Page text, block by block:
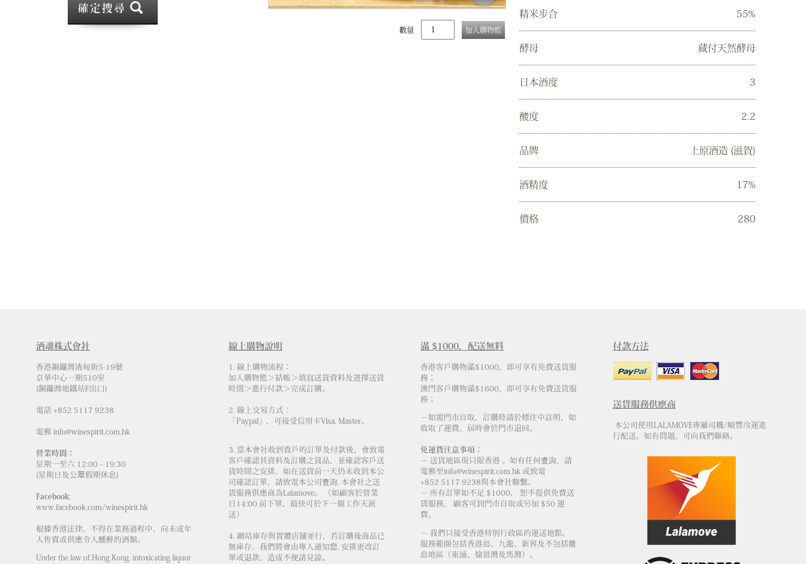
確定搜尋
數量 加入購物籃
精米步合 55%
酵母 蔵付天然酵母
日本酒度 3
酸度 2.2
品牌 上原酒造 (滋賀)
酒精度 17%
價格 280
酒魂株式會社
香港銅鑼灣渣甸街5-19號
京華中心一期510室
(銅鑼灣地鐵站F出口)
電話 +852 5117 9238
電郵 info@winespirit.com.hk
營業時間：
星期一至六 12:00 – 19:30
(星期日及公眾假期休息)
Facebook:
www.facebook.com/winespirit.hk
根據香港法律，不得在業務過程中，向未成年
人售賣或供應令人醺醉的酒類。
Under the law of Hong Kong, intoxicating liquor
線上購物說明
1. 線上購物流程：
加入購物籃＞結帳＞填寫送貨資料及選擇送貨
時間＞進行付款＞完成訂購。
2. 線上交易方式：
「Paypal」，可接受信用卡Visa, Master。
3. 當本會社收到貴戶的訂單及付款後，會致電
客戶確認其資料及訂購之貨品，並確認客戶送
貨時間之安排，如在送貨前一天仍未收到本公
司確認訂單，請致電本公司查詢. 本會社之送
貨服務供應商為Lalamove。 （如顧客於營業
日14:00 前下單，最快可於下一個工作天派
送）
4. 網站庫存與實體店舖並行，若訂購後商品已
無庫存，我們將會由專人通知您, 安排更改訂
單或退款，造成不便請見諒。
滿 $1000，配送無料
香港客戶購物滿$1000，即可享有免費送貨服
務；
澳門客戶購物滿$1600，即可享有免費送貨服
務；
－如需門市自取，訂購時請於標注中註明，如
收取了運費，屆時會於門市退回。
免運費注意事項：
－ 送貨地區現只限香港 。如有任何查詢，請
電郵至info@winespirit.com.hk 或致電
+852 5117 9238與本會社聯繫。
－ 所有訂單如不足 $1000， 恕不提供免費送
貨服務， 顧客可到門市自取或另加 $50 運
費。
－ 我們只接受香港特別行政區的運送地點，
服務範圍包括香港島、九龍、新界及不包括離
島地區（東涌、愉景灣及馬灣）。
付款方法
送貨服務供應商
本公司使用LALAMOVE專屬司機/順豐冷運進
行配送，如有問題，可向我們聯絡。